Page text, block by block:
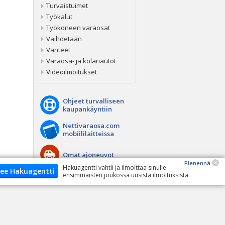
Turvaistuimet
Työkalut
Työkoneen varaosat
Vaihdetaan
Vanteet
Varaosa- ja kolariautot
Videoilmoitukset
Ohjeet turvalliseen
kaupankäyntiin
Nettivaraosa.com
mobiililaitteissa
Omat ajoneuvot
Hakuagentti
Hakuagentti vahtii ja ilmoittaa sinulle
ensimmäisten joukossa uusista ilmoituksista.
Pienennä